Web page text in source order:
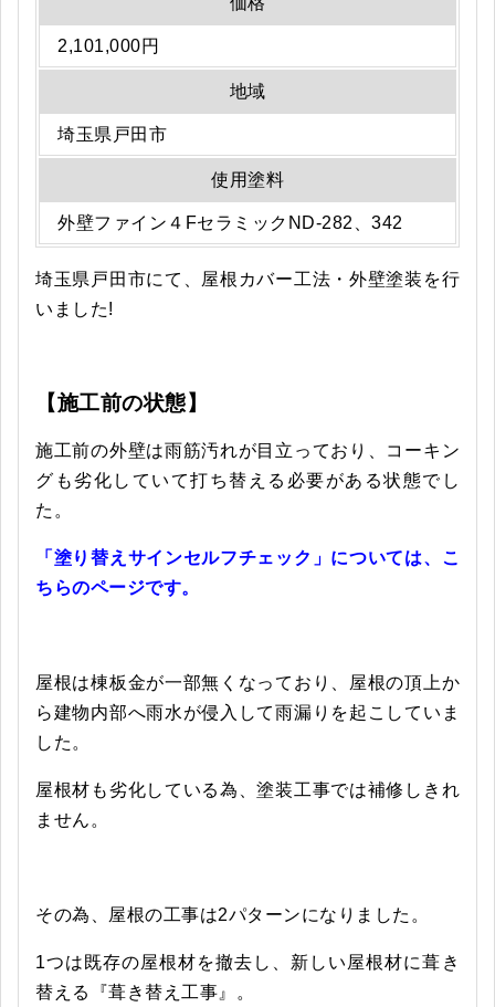
2,101,000円
地域
埼玉県戸田市
使用塗料
外壁ファイン４FセラミックND-282、342
埼玉県戸田市にて、屋根カバー工法・外壁塗装を行
いました!
【施工前の状態】
施工前の外壁は雨筋汚れが目立っており、コーキン
グも劣化していて打ち替える必要がある状態でし
た。
「塗り替えサインセルフチェック」については、こ
ちらのページです。
屋根は棟板金が一部無くなっており、屋根の頂上か
ら建物内部へ雨水が侵入して雨漏りを起こしていま
した。
屋根材も劣化している為、塗装工事では補修しきれ
ません。
その為、屋根の工事は2パターンになりました。
1つは既存の屋根材を撤去し、新しい屋根材に葺き
替える『葺き替え工事』。